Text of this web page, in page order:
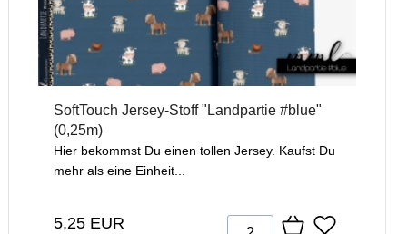
SoftTouch Jersey-Stoff "Landpartie #blue"
(0,25m)
Hier bekommst Du einen tollen Jersey. Kaufst Du
mehr als eine Einheit...
5,25 EUR